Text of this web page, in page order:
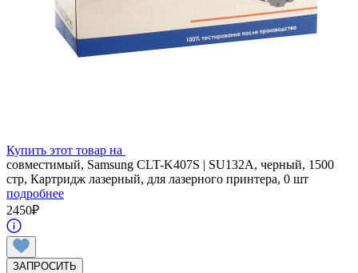
Купить этот товар на
совместимый, Samsung CLT-K407S | SU132A, черный, 1500
стр, Картридж лазерный, для лазерного принтера, 0 шт
подробнее
2450₽
ЗАПРОСИТЬ